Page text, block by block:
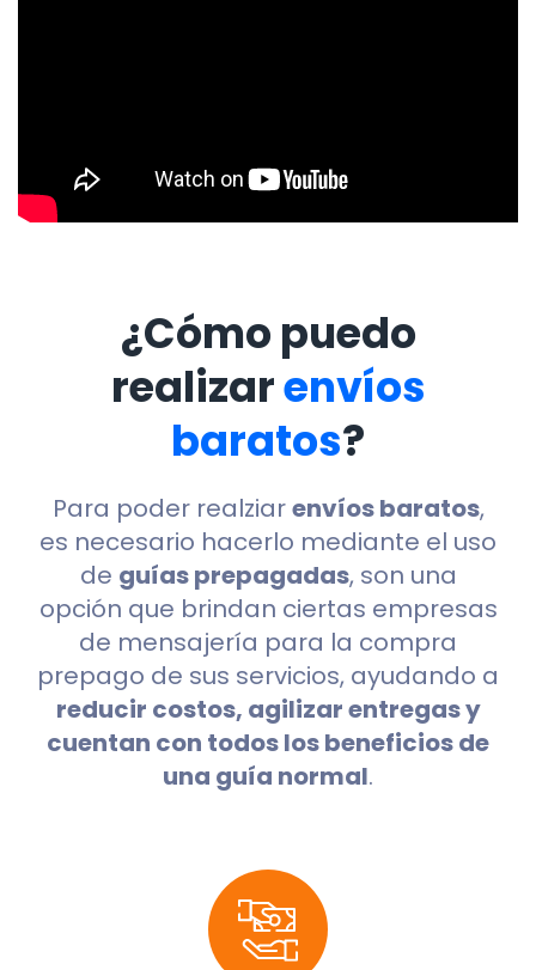
¿Cómo puedo
realizarenvíos
baratos?
Para poder realziarenvíos baratos,
es necesario hacerlo mediante el uso
de guías prepagadas, son una
opción que brindan ciertas empresas
de mensajería para la compra
prepago de sus servicios, ayudando a
reducir costos, agilizar entregas y
cuentan con todos los beneficios de
una guía normal.